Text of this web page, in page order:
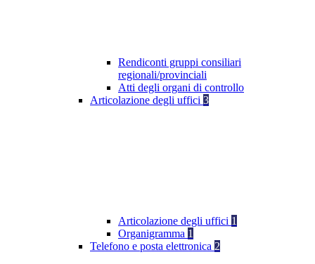
Rendiconti gruppi consiliari
regionali/provinciali
Atti degli organi di controllo
Articolazione degli uffici 3
Articolazione degli uffici 1
Organigramma 1
Telefono e posta elettronica 2